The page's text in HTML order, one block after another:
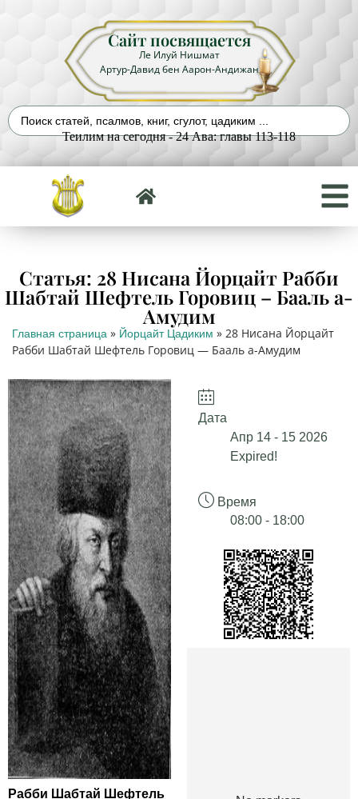
Сайт посвящается
Ле Илуй Нишмат
Артур-Давид бен Аарон-Андижан
Теилим на сегодня - 24 Ава: главы 113-118
Статья: 28 Нисана Йорцайт Рабби
Шабтай Шефтель Горовиц – Бааль а-
Амудим
Главная страница » Йорцайт Цадиким » 28 Нисана Йорцайт
Рабби Шабтай Шефтель Горовиц — Бааль а-Амудим
Рабби Шабтай Шефтель
Дата
Апр 14 - 15 2026
Expired!
Время
08:00 - 18:00